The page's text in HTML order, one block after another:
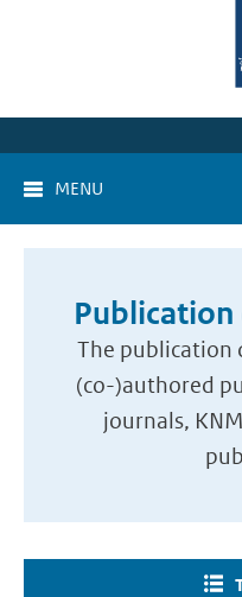
MENU
Publication
The publication
(co-)authored
journals,